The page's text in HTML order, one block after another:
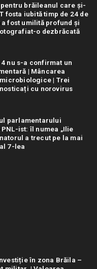
pentru brăileanul care și-
fosta iubită timp de 24 de
a fost umilită profund și
o dezbrăcată
4 nu s-a confirmat un
| Mâncarea
| Trei
cu norovirus
parlamentarului
ist: îl numea „Ilie
a trecut pe la mai
7-lea
în zona Brăila –